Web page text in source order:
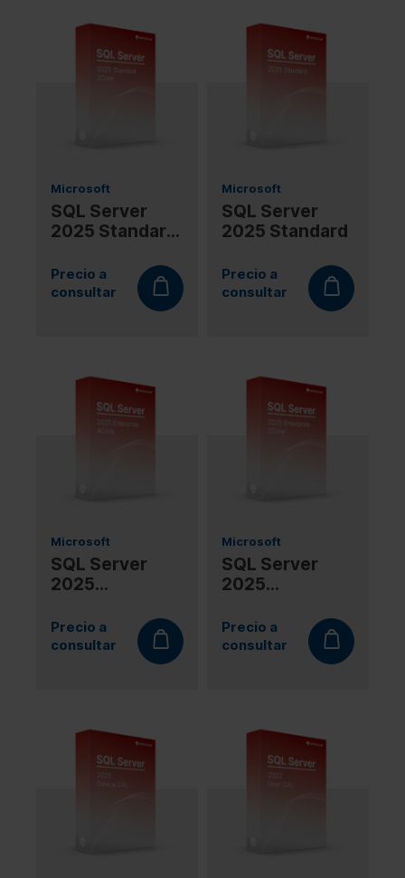
Microsoft
SQL Server
2025 Standard
Precio a
consultar
Microsoft
SQL Server
2025 Standard
Precio a
consultar
Microsoft
SQL Server
2025
4Core
Precio a
consultar
Microsoft
SQL Server
2025
2Core
Precio a
consultar